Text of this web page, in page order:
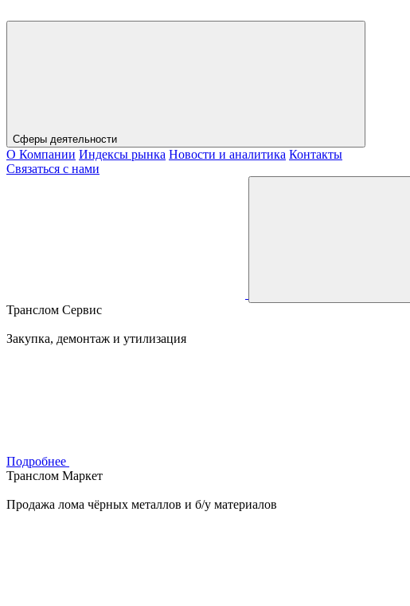
Сферы деятельности
О Компании Индексы рынка Новости и аналитика Контакты
Связаться с нами
Транслом Сервис
Закупка, демонтаж и утилизация
Подробнее
Транслом Маркет
Продажа лома чёрных металлов и б/у материалов